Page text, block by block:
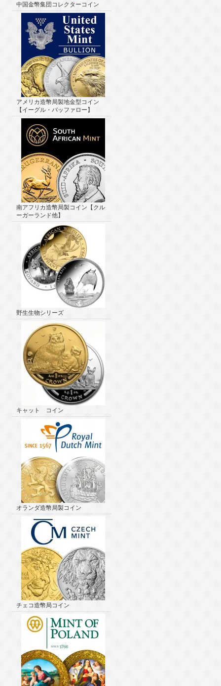
中国金幣集団コレクターコイン
アメリカ造幣局製地金型コイン
【イーグル・バッファロー】
南アフリカ造幣局製コイン【クル
ーガーランド他】
野生生物シリーズ
キャット コイン
オランダ造幣局製コイン
チェコ造幣局コイン